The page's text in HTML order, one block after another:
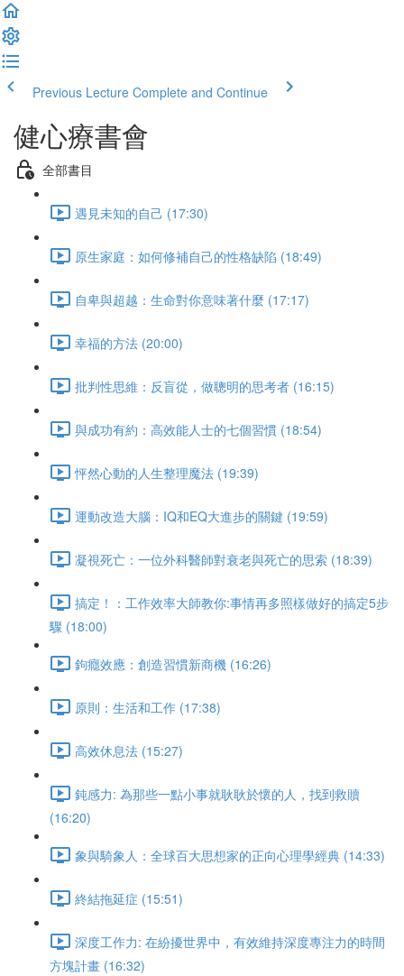
Previous Lecture Complete and Continue
健心療書會
全部書目
遇見未知的自己 (17:30)
原生家庭：如何修補自己的性格缺陷 (18:49)
自卑與超越：生命對你意味著什麼 (17:17)
幸福的方法 (20:00)
批判性思維：反盲從，做聰明的思考者 (16:15)
與成功有約：高效能人士的七個習慣 (18:54)
怦然心動的人生整理魔法 (19:39)
運動改造大腦：IQ和EQ大進步的關鍵 (19:59)
凝視死亡：一位外科醫師對衰老與死亡的思索 (18:39)
搞定！：工作效率大師教你:事情再多照樣做好的搞定5步
驟 (18:00)
鉤癮效應：創造習慣新商機 (16:26)
原則：生活和工作 (17:38)
高效休息法 (15:27)
鈍感力: 為那些一點小事就耿耿於懷的人，找到救贖
(16:20)
象與騎象人：全球百大思想家的正向心理學經典 (14:33)
終結拖延症 (15:51)
深度工作力: 在紛擾世界中，有效維持深度專注力的時間
方塊計畫 (16:32)